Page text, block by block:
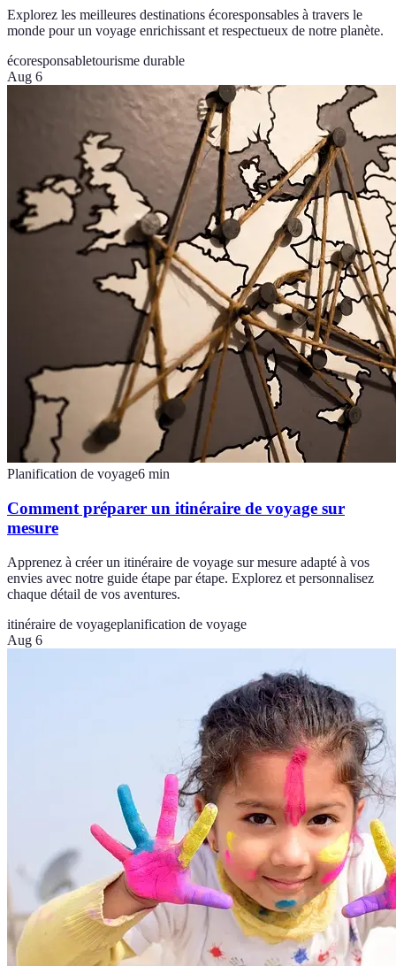
Explorez les meilleures destinations écoresponsables à travers le
monde pour un voyage enrichissant et respectueux de notre planète.
écoresponsabletourisme durable
Aug 6
Planification de voyage6 min
Comment préparer un itinéraire de voyage sur
mesure
Apprenez à créer un itinéraire de voyage sur mesure adapté à vos
envies avec notre guide étape par étape. Explorez et personnalisez
chaque détail de vos aventures.
itinéraire de voyageplanification de voyage
Aug 6